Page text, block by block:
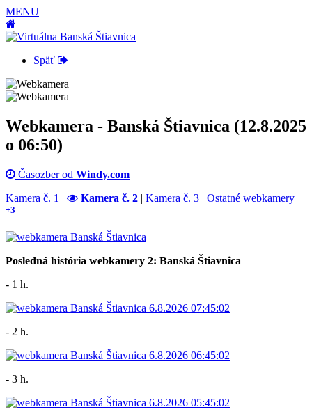
MENU
Späť
Webkamera - Banská Štiavnica (12.8.2025
o 06:50)
Časozber od Windy.com
Kamera č. 1 | Kamera č. 2 | Kamera č. 3 | Ostatné webkamery
+3
Posledná história webkamery 2: Banská Štiavnica
- 1 h.
- 2 h.
- 3 h.